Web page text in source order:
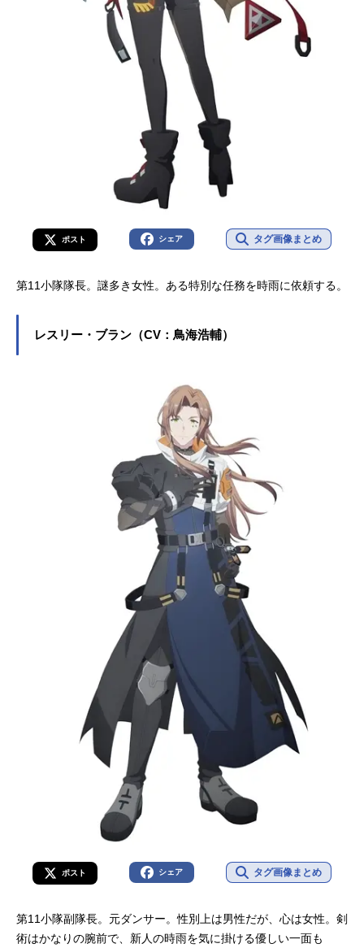
ポスト シェア タグ画像まとめ
第11小隊隊長。謎多き女性。ある特別な任務を時雨に依頼する。
レスリー・ブラン（CV：鳥海浩輔）
ポスト シェア タグ画像まとめ
第11小隊副隊長。元ダンサー。性別上は男性だが、心は女性。剣
術はかなりの腕前で、新人の時雨を気に掛ける優しい一面も